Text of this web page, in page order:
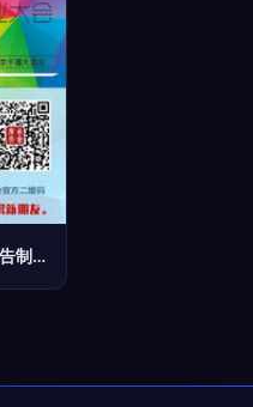
《非诚勿扰》改名风波 江苏台被判停用，数字广告制作面临新挑战